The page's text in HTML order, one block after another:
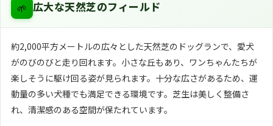
🌱 広大な天然芝のフィールド
約2,000平方メートルの広々とした天然芝のドッグランで、愛犬
がのびのびと走り回れます。小さな丘もあり、ワンちゃんたちが
楽しそうに駆け回る姿が見られます。十分な広さがあるため、運
動量の多い犬種でも満足できる環境です。芝生は美しく整備さ
れ、清潔感のある空間が保たれています。